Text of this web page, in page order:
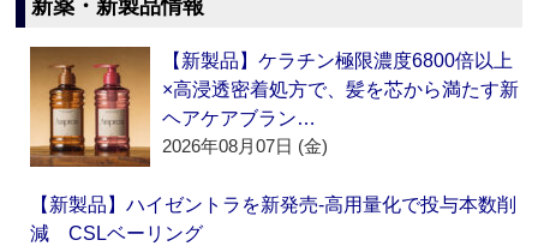
新薬・新製品情報
【新製品】ケラチン極限濃度6800倍以上
×高浸透密着処方で、髪を芯から満たす新
ヘアケアブラン…
2026年08月07日 (金)
【新製品】ハイゼントラを新発売‐高用量化で投与本数削
減 CSLベーリング